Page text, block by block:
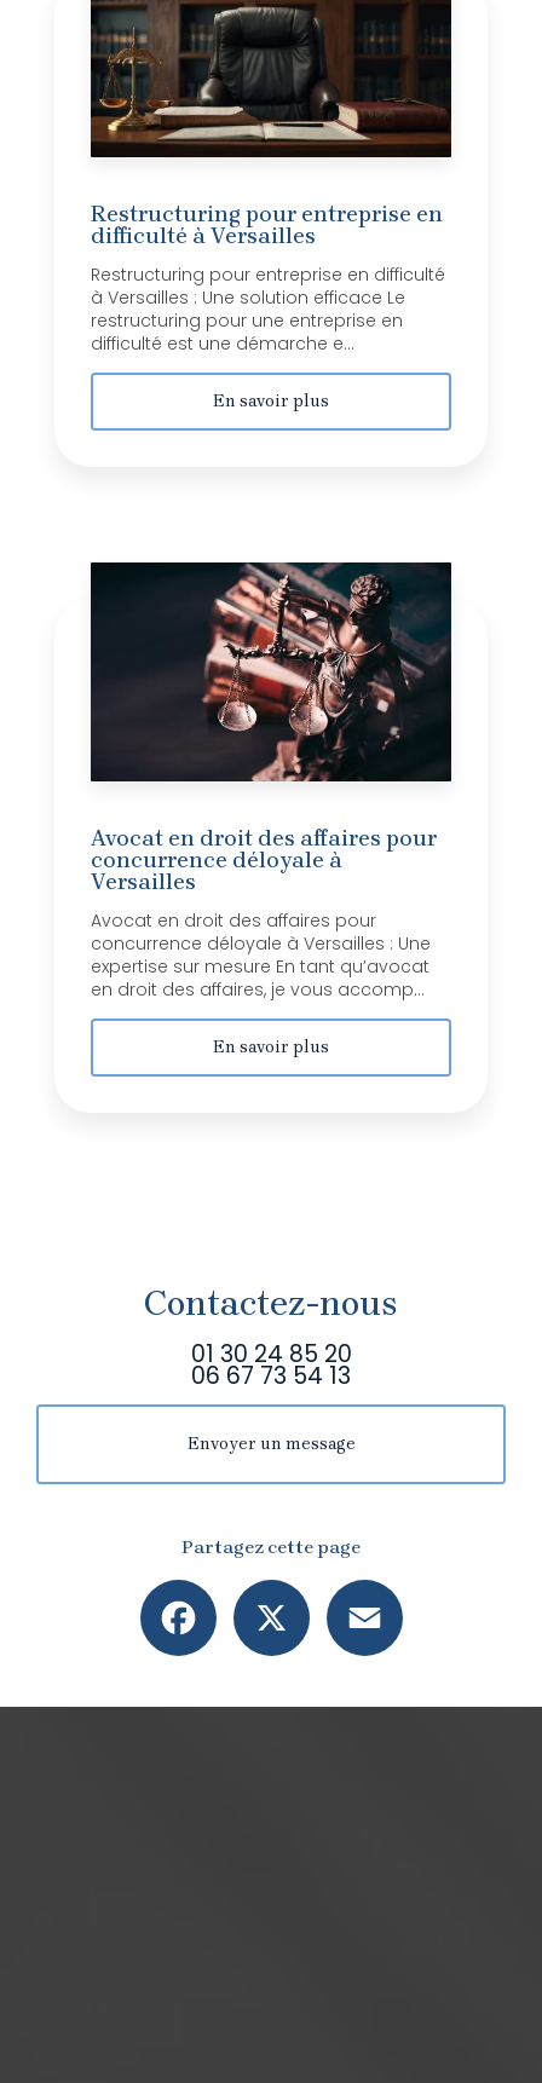
Restructuring pour entreprise en
difficulté à Versailles
Restructuring pour entreprise en difficulté
à Versailles : Une solution efficace Le
restructuring pour une entreprise en
difficulté est une démarche e...
En savoir plus
Avocat en droit des affaires pour
concurrence déloyale à
Versailles
Avocat en droit des affaires pour
concurrence déloyale à Versailles : Une
expertise sur mesure En tant qu’avocat
en droit des affaires, je vous accomp...
En savoir plus
Contactez-nous
01 30 24 85 20
06 67 73 54 13
Envoyer un message
Partagez cette page
Facebook